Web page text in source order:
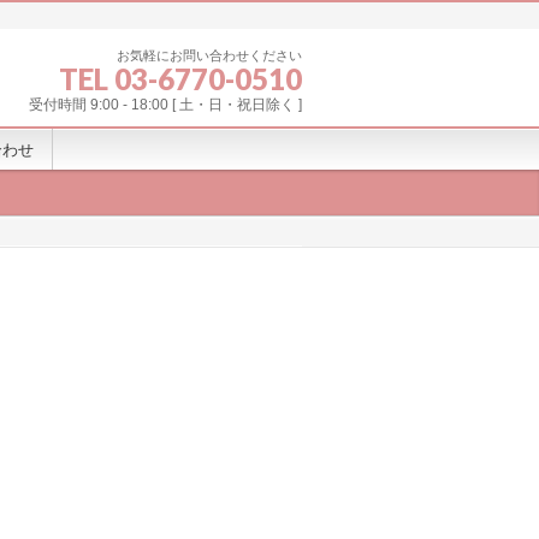
お気軽にお問い合わせください
TEL 03-6770-0510
受付時間 9:00 - 18:00 [ 土・日・祝日除く ]
せ